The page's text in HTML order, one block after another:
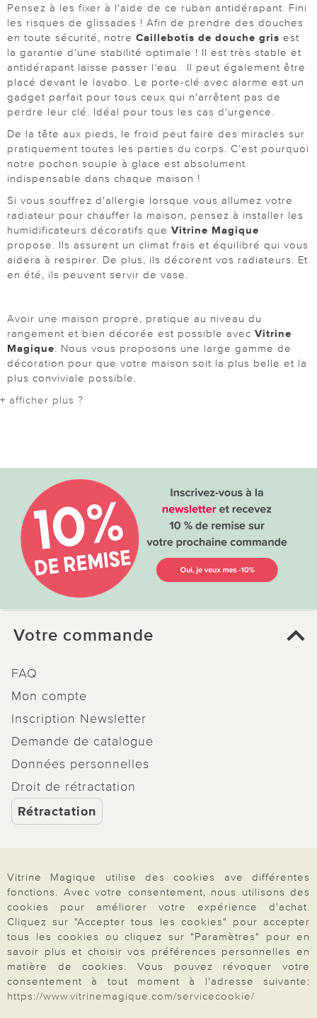
Pensez à les fixer à l'aide de ce ruban antidérapant. Fini
les risques de glissades ! Afin de prendre des douches
en toute sécurité, notre Caillebotis de douche gris est
la garantie d‘une stabilité optimale ! Il est très stable et
antidérapant laisse passer l‘eau. Il peut également être
placé devant le lavabo. Le porte-clé avec alarme est un
gadget parfait pour tous ceux qui n'arrêtent pas de
perdre leur clé. Idéal pour tous les cas d'urgence.
De la tête aux pieds, le froid peut faire des miracles sur
pratiquement toutes les parties du corps. C’est pourquoi
notre pochon souple à glace est absolument
indispensable dans chaque maison !
Si vous souffrez d'allergie lorsque vous allumez votre
radiateur pour chauffer la maison, pensez à installer les
humidificateurs décoratifs que Vitrine Magique
propose. Ils assurent un climat frais et équilibré qui vous
aidera à respirer. De plus, ils décorent vos radiateurs. Et
en été, ils peuvent servir de vase.
Avoir une maison propre, pratique au niveau du
rangement et bien décorée est possible avec Vitrine
Magique . Nous vous proposons une large gamme de
décoration pour que votre maison soit la plus belle et la
plus conviviale possible.
+ afficher plus ?
Votre commande
FAQ
Mon compte
Inscription Newsletter
Demande de catalogue
Données personnelles
Droit de rétractation
Rétractation
Paiement & Livraison
À propos de nous
Besoin d'aide?
Vitrine Magique utilise des cookies ave différentes
fonctions. Avec votre consentement, nous utilisons des
cookies pour améliorer votre expérience d'achat.
Cliquez sur "Accepter tous les cookies" pour accepter
tous les cookies ou cliquez sur "Paramètres" pour en
savoir plus et choisir vos préférences personnelles en
matière de cookies. Vous pouvez révoquer votre
consentement à tout moment à l'adresse suivante:
https://www.vitrinemagique.com/servicecookie/